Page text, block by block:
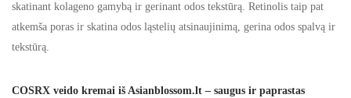
skatinant kolageno gamybą ir gerinant odos tekstūrą. Retinolis taip pat
atkemša poras ir skatina odos ląstelių atsinaujinimą, gerina odos spalvą ir
tekstūrą.
COSRX veido kremai iš Asianblossom.lt – saugus ir paprastas